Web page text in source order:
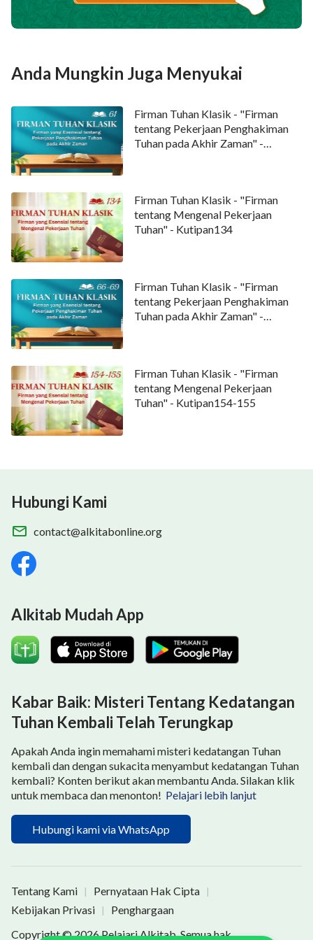
Anda Mungkin Juga Menyukai
Firman Tuhan Klasik - "Firman
tentang Pekerjaan Penghakiman
Tuhan pada Akhir Zaman" -
Firman Tuhan Klasik - "Firman
tentang Mengenal Pekerjaan
Tuhan" - Kutipan134
Firman Tuhan Klasik - "Firman
tentang Pekerjaan Penghakiman
Tuhan pada Akhir Zaman" -
Firman Tuhan Klasik - "Firman
tentang Mengenal Pekerjaan
Tuhan" - Kutipan154-155
Hubungi Kami
contact@alkitabonline.org
Alkitab Mudah App
Kabar Baik: Misteri Tentang Kedatangan
Tuhan Kembali Telah Terungkap
Apakah Anda ingin memahami misteri kedatangan Tuhan
kembali dan dengan sukacita menyambut kedatangan Tuhan
kembali? Konten berikut akan membantu Anda. Silakan klik
untuk membaca dan menonton! Pelajari lebih lanjut
Hubungi kami via WhatsApp
Tentang Kami | Pernyataan Hak Cipta |
Kebijakan Privasi |
Penghargaan
Copyright © 2026Pelajari Alkitab. Semua hak